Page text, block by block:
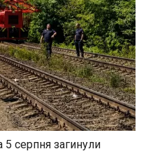
5 серпня загинули